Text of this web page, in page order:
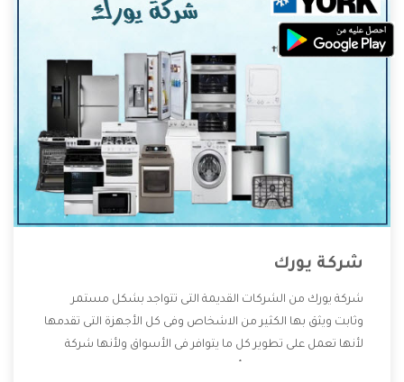
شركة يورك
شركة يورك من الشركات القديمة التى تتواجد بشكل مستمر
وثابت ويثق بها الكثير من الاشخاص وفى كل الأجهزة التى تقدمها
لأنها تعمل على تطوير كل ما يتوافر فى الأسواق ولأنها شركة